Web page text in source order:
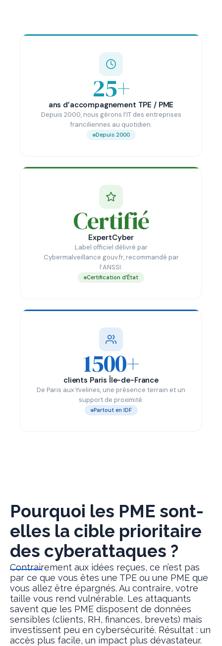
25+
ans d’accompagnement TPE / PME
Depuis 2000, nous gérons l’IT des entreprises
franciliennes au quotidien.
Depuis 2000
Certifié
ExpertCyber
Label officiel délivré par
Cybermalveillance.gouv.fr, recommandé par
l’ANSSI.
Certification d’État
1500+
clients Paris Île-de-France
De Paris aux Yvelines, une présence terrain et un
support de proximité.
Partout en IDF
Pourquoi les PME sont-
elles la cible prioritaire
des cyberattaques ?
Contrairement aux idées reçues, ce n’est pas
par ce que vous êtes une TPE ou une PME que
vous allez être épargnés. Au contraire, votre
taille vous rend vulnérable. Les attaquants
savent que les PME disposent de données
sensibles (clients, RH, finances, brevets) mais
investissent peu en cybersécurité. Résultat : un
accès plus facile, un impact plus dévastateur.